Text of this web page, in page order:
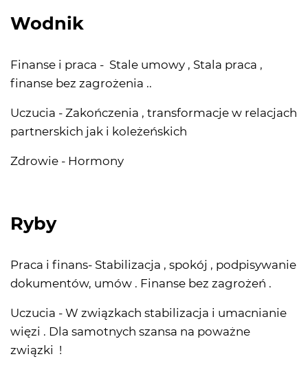
Wodnik
Finanse i praca - Stale umowy , Stala praca ,
finanse bez zagrożenia ..
Uczucia - Zakończenia , transformacje w relacjach
partnerskich jak i koleżeńskich
Zdrowie - Hormony
Ryby
Praca i finans- Stabilizacja , spokój , podpisywanie
dokumentów, umów . Finanse bez zagrożeń .
Uczucia - W związkach stabilizacja i umacnianie
więzi . Dla samotnych szansa na poważne
związki !